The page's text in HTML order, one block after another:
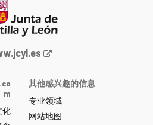
m
化
其他感兴趣的信息
专业领域
网站地图